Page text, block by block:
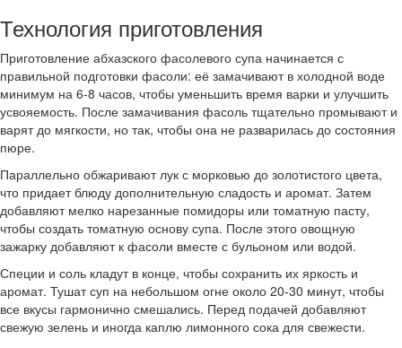
Технология приготовления
Приготовление абхазского фасолевого супа начинается с
правильной подготовки фасоли: её замачивают в холодной воде
минимум на 6-8 часов, чтобы уменьшить время варки и улучшить
усвояемость. После замачивания фасоль тщательно промывают и
варят до мягкости, но так, чтобы она не разварилась до состояния
пюре.
Параллельно обжаривают лук с морковью до золотистого цвета,
что придает блюду дополнительную сладость и аромат. Затем
добавляют мелко нарезанные помидоры или томатную пасту,
чтобы создать томатную основу супа. После этого овощную
зажарку добавляют к фасоли вместе с бульоном или водой.
Специи и соль кладут в конце, чтобы сохранить их яркость и
аромат. Тушат суп на небольшом огне около 20-30 минут, чтобы
все вкусы гармонично смешались. Перед подачей добавляют
свежую зелень и иногда каплю лимонного сока для свежести.